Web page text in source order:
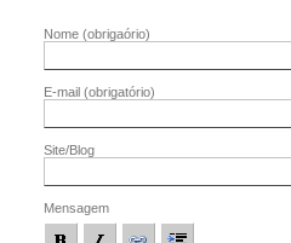
Nome (obrigaório)
E-mail (obrigatório)
Site/Blog
Mensagem